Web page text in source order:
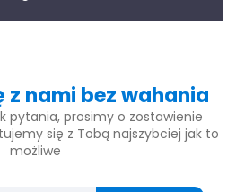
z nami bez wahania
pytania, prosimy o zostawienie
się z Tobą najszybciej jak to
możliwe